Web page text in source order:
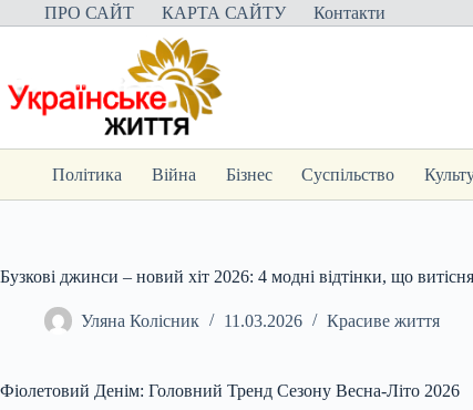
Перейти
до
ПРО САЙТ КАРТА САЙТУ Контакти
Політика Війна Бізнес Суспільство
Бузкові джинси – новий хіт 2026: 4 модні відтінки, що
Уляна Колісник 11.03.2026 Красиве життя
Фіолетовий Денім: Головний Тренд Сезону Весна-Літо 2026